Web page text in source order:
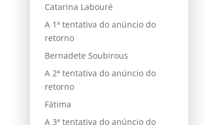
Catarina Labouré
A 1ª tentativa do anúncio do
retorno
Bernadete Soubirous
A 2ª tentativa do anúncio do
retorno
Fátima
A 3ª tentativa do anúncio do